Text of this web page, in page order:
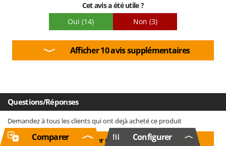
techniciens de l'entreprise. Cette brouette offre un excellent
rapport qualité-prix. Ses points forts sont le système de
basculement hydraulique, le moteur essence économe en
toutes ces raisons, je recommande vivement l'achat de ce
produit, d'autant plus que l'entreprise est fiable et toujours
Cet avis a été utile ?
Oui (14) Non (3)
Afficher 10 avis supplémentaires
Questions/Réponses
Demandez à tous les clients qui ont dejà acheté ce produit
Ajouter une questionConfigurer
Comparer